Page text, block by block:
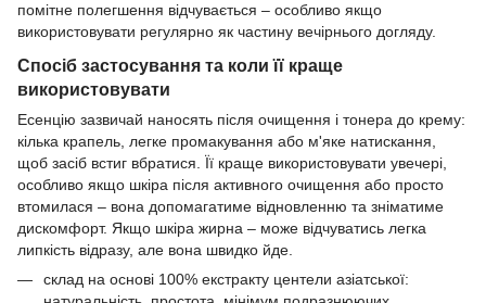
помітне полегшення відчувається – особливо якщо
використовувати регулярно як частину вечірнього догляду.
Спосіб застосування та коли її краще
використовувати
Есенцію зазвичай наносять після очищення і тонера до крему:
кілька крапель, легке промакування або м'яке натискання,
щоб засіб встиг вбратися. Її краще використовувати увечері,
особливо якщо шкіра після активного очищення або просто
втомилася – вона допомагатиме відновленню та зніматиме
дискомфорт. Якщо шкіра жирна – може відчуватись легка
липкість відразу, але вона швидко йде.
склад на основі 100% екстракту центели азіатської: